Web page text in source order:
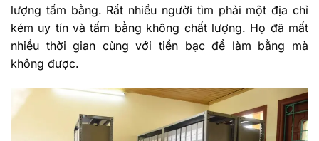
lượng tấm bằng. Rất nhiều người tìm phải một địa chỉ
kém uy tín và tấm bằng không chất lượng. Họ đã mất
nhiều thời gian cùng với tiền bạc để làm bằng mà
không được.